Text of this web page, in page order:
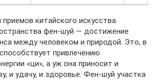
китайского искусства
фен-шуй — достижение
между человеком и природой. Это, в
привлечению
«ци», а уж она приносит и
и удачу, и здоровье. Фен-шуй участка